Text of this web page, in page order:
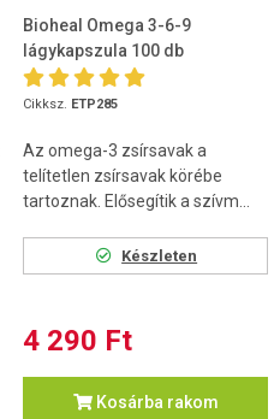
Bioheal Omega 3-6-9
lágykapszula 100 db
Cikksz. ETP285
Az omega-3 zsírsavak a
telítetlen zsírsavak körébe
tartoznak. Elősegítik a szívm...
Készleten
4 290 Ft
Kosárba rakom